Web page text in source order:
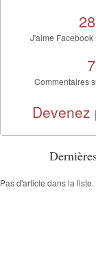
J'aime
Commentaires
Devenez
Pas d'article dans la liste.